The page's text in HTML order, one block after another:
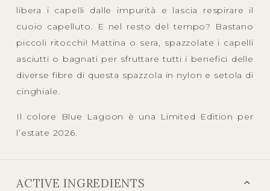
libera i capelli dalle impurità e lascia respirare il
cuoio capelluto. E nel resto del tempo? Bastano
piccoli ritocchi! Mattina o sera, spazzolate i capelli
asciutti o bagnati per sfruttare tutti i benefici delle
diverse fibre di questa spazzola in nylon e setola di
cinghiale.
Il colore Blue Lagoon è una Limited Edition per
l’estate 2026.
ACTIVE INGREDIENTS